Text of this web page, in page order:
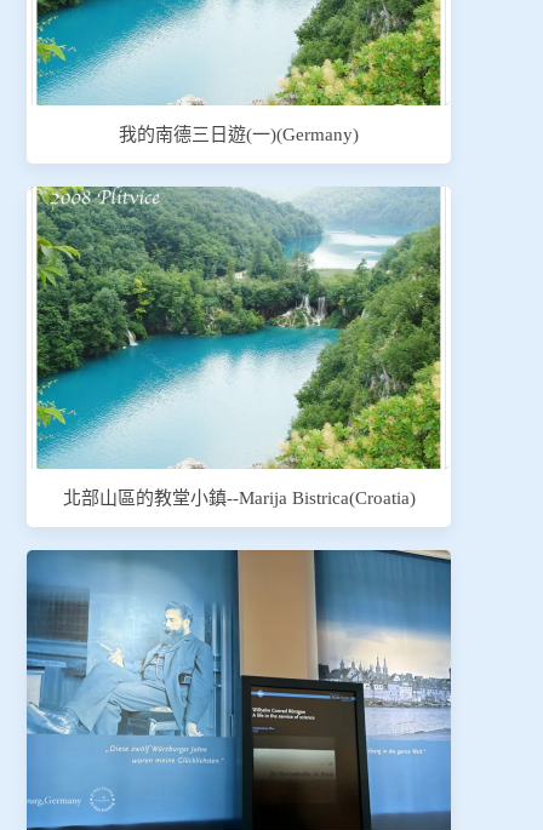
我的南德三日遊(一)(Germany)
北部山區的教堂小鎮--Marija Bistrica(Croatia)